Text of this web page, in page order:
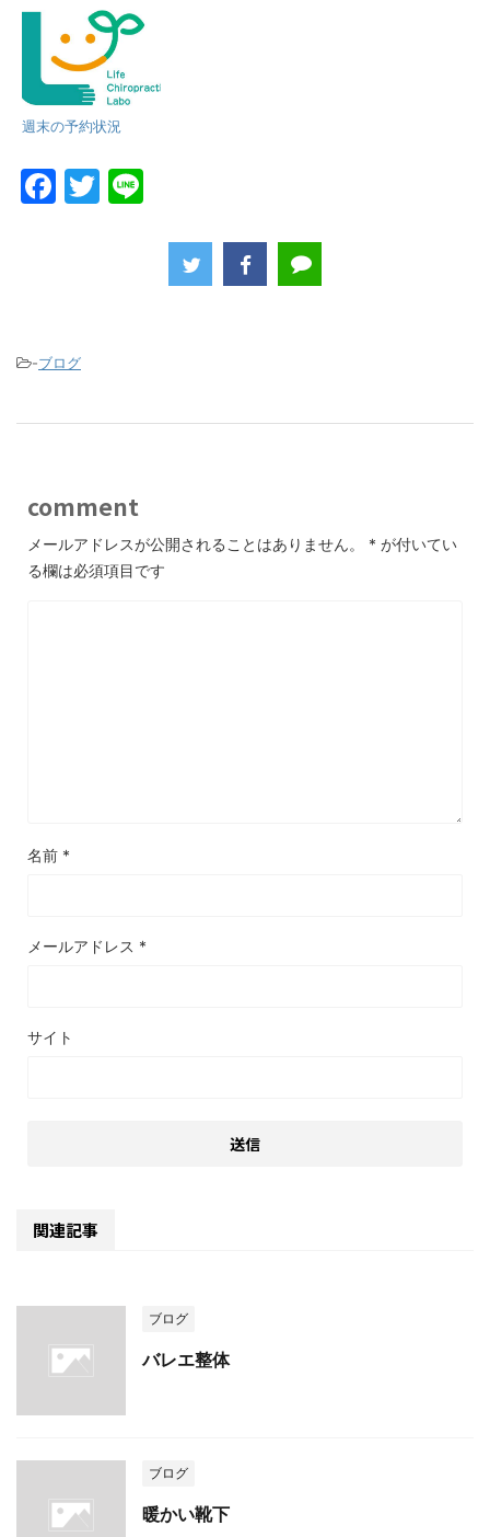
週末の予約状況
F
o
k
T
-ブログ
comment
メールアドレスが公開されることはありません。 * が付いてい
る欄は必須項目です
名前 *
メールアドレス *
サイト
関連記事
ブログ
バレエ整体
ブログ
暖かい靴下